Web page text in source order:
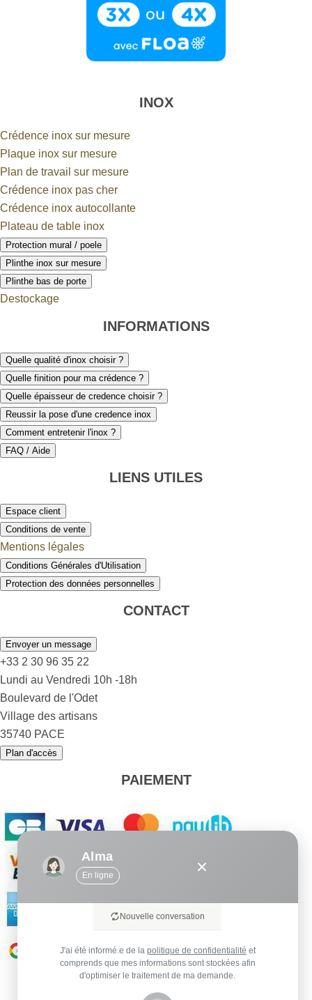
INOX
Crédence inox sur mesure
Plaque inox sur mesure
Plan de travail sur mesure
Crédence inox pas cher
Crédence inox autocollante
Plateau de table inox
Protection mural / poele
Plinthe inox sur mesure
Plinthe bas de porte
Destockage
INFORMATIONS
Quelle qualité d'inox choisir ?
Quelle finition pour ma crédence ?
Quelle épaisseur de credence choisir ?
Reussir la pose d'une credence inox
Comment entretenir l'inox ?
FAQ / Aide
LIENS UTILES
Espace client
Conditions de vente
Mentions légales
Conditions Générales d'Utilisation
Protection des données personnelles
CONTACT
Envoyer un message
+33 2 30 96 35 22
Lundi au Vendredi 10h -18h
Boulevard de l'Odet
Village des artisans
35740 PACE
Plan d'accès
PAIEMENT
Alma
En ligne
Nouvelle conversation
J'ai été informé.e de la politique de confidentialité et
comprends que mes informations sont stockées afin
d'optimiser le traitement de ma demande.